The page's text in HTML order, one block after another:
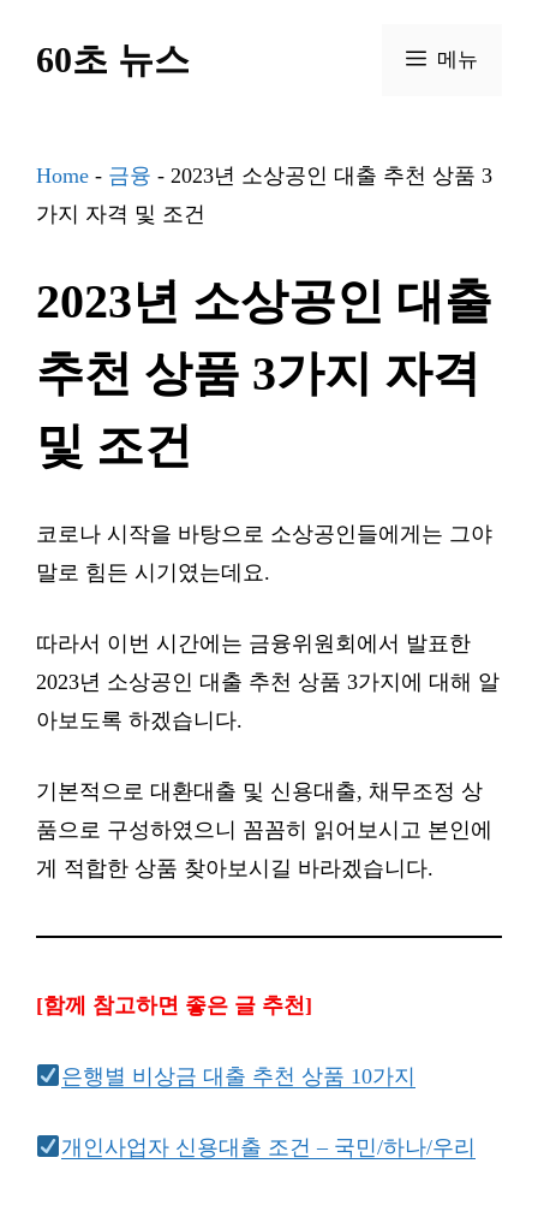
60초 뉴스 메뉴
Home - 금융 - 2023년 소상공인 대출 추천 상품 3
가지 자격 및 조건
2023년 소상공인 대출
추천 상품 3가지 자격
및 조건
코로나 시작을 바탕으로 소상공인들에게는 그야
말로 힘든 시기였는데요.
따라서 이번 시간에는 금융위원회에서 발표한
2023년 소상공인 대출 추천 상품 3가지에 대해 알
아보도록 하겠습니다.
기본적으로 대환대출 및 신용대출, 채무조정 상
품으로 구성하였으니 꼼꼼히 읽어보시고 본인에
게 적합한 상품 찾아보시길 바라겠습니다.
[함께 참고하면 좋은 글 추천]
은행별 비상금 대출 추천 상품 10가지
개인사업자 신용대출 조건 – 국민/하나/우리